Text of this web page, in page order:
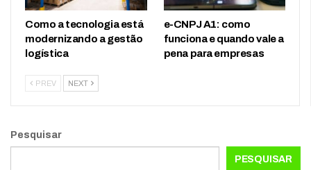
Como a tecnologia está
modernizando a gestão
logística
e-CNPJ A1: como
funciona e quando vale a
pena para empresas
PREV NEXT
Pesquisar
PESQUISAR